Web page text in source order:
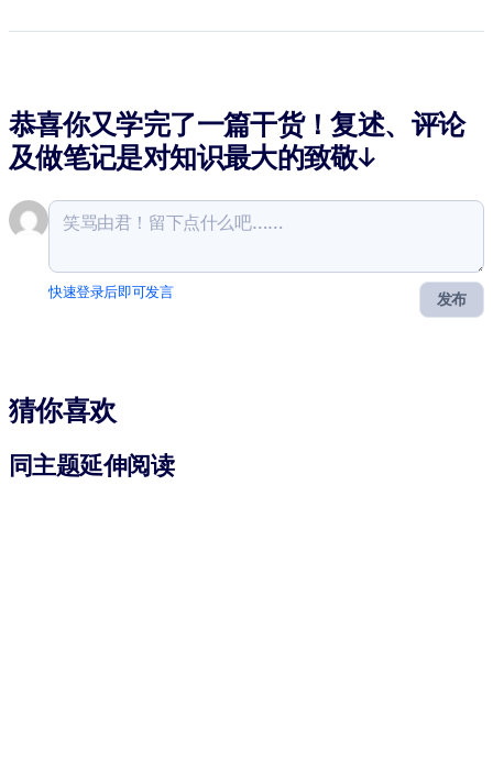
恭喜你又学完了一篇干货！复述、评论
及做笔记是对知识最大的致敬↓
发布
快速登录后即可发言
猜你喜欢
同主题延伸阅读